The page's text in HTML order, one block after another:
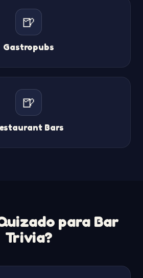
🍺
Gastropubs
🍺
Bars
para Bar
Trivia?